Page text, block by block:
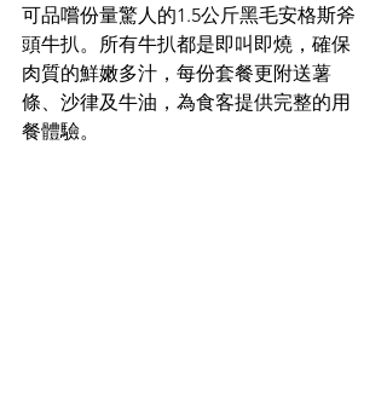
可品嚐份量驚人的1.5公斤黑毛安格斯斧
頭牛扒。所有牛扒都是即叫即燒，確保
肉質的鮮嫩多汁，每份套餐更附送薯
條、沙律及牛油，為食客提供完整的用
餐體驗。